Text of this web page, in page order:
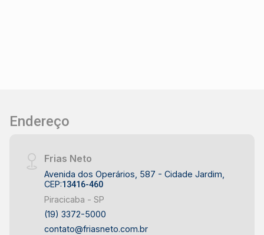
Endereço
Frias Neto
Avenida dos Operários, 587 - Cidade Jardim,
CEP:13416-460
Piracicaba - SP
(19) 3372-5000
contato@friasneto.com.br